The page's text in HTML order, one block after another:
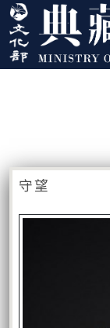
跳到主要內容
:::
守望